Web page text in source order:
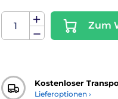
Zum
Kostenloser
Lieferoptionen ›